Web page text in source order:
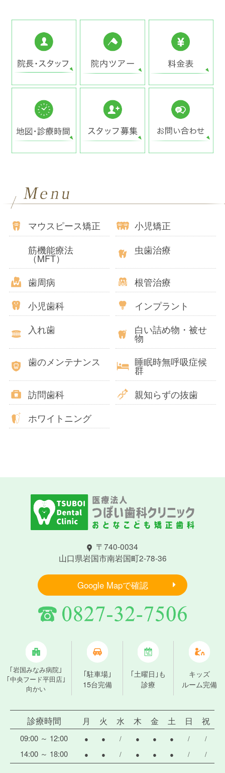
マウスピース矯正
小児矯正
筋機能療法
（MFT）
虫歯治療
歯周病
根管治療
小児歯科
インプラント
入れ歯
白い詰め物・被せ
物
歯のメンテナンス
睡眠時無呼吸症候
群
訪問歯科
親知らずの抜歯
ホワイトニング
〒740-0034
山口県岩国市南岩国町2-78-36
Google Mapで確認
｢岩国みなみ病院｣
｢中央フード平田店｣
向かい
｢駐車場｣
15台完備
｢土曜日｣も
診療
キッズ
ルーム完備
診療時間 月 火 水 木 金 土 日 祝
09:00 ～ 12:00 ● ● / ● ● ● / /
14:00 ～ 18:00 ● ● / ● ● ● / /